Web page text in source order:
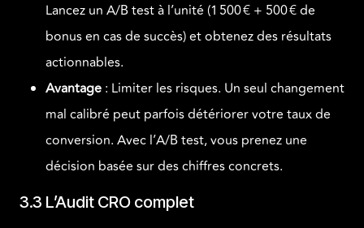
Lancez un A/B test à l’unité (1 500 € + 500 € de
bonus en cas de succès) et obtenez des résultats
actionnables.
Avantage : Limiter les risques. Un seul changement
mal calibré peut parfois détériorer votre taux de
conversion. Avec l’A/B test, vous prenez une
décision basée sur des chiffres concrets.
3.3 L’Audit CRO complet